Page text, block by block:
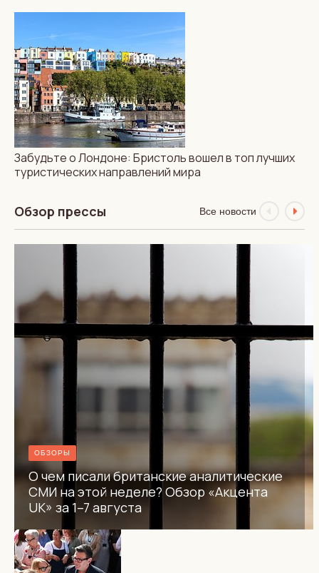
Забудьте о Лондоне: Бристоль вошел в топ лучших
туристических направлений мира
Обзор прессы Все новости
ОБЗОРЫ
О чем писали британские аналитические
СМИ на этой неделе? Обзор «Акцента
UK» за 1–7 августа